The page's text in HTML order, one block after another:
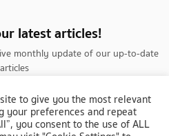
latest articles!
monthly update of our up-to-date
articles
to give you the most relevant
your preferences and repeat
you consent to the use of ALL